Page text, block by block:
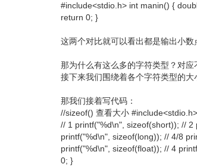
#include<stdio.h> int manin() {
return 0; }
这两个对比就可以看出都是输出小
那为什么有这么多的字符类型？对
接下来我们围绕着各个字符类型的大
那我们接着写代码：
//sizeof() 查看大小
// 1 printf("%d\n", sizeof(short)); //
printf("%d\n", sizeof(long)); // 4/8
printf("%d\n", sizeof(float)); // 4
0; }